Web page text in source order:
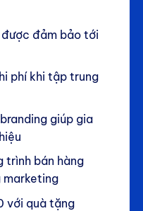
đảm bảo tới
phí khi tập trung
giúp gia
trình bán hàng
marketing
với quà tặng